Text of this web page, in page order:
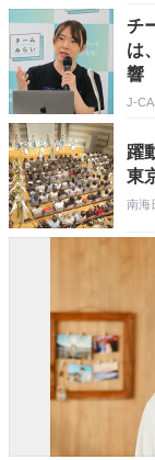
チ
は
響
J-
躍
東
南海